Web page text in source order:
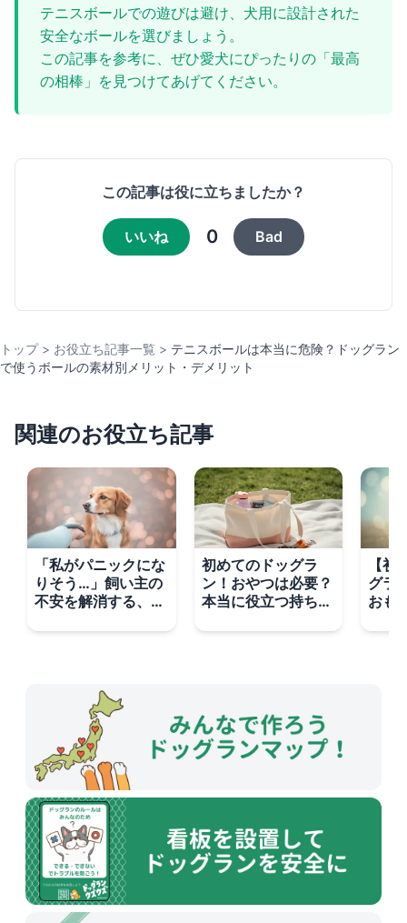
テニスボールでの遊びは避け、犬用に設計された
安全なボールを選びましょう。
この記事を参考に、ぜひ愛犬にぴったりの「最高
の相棒」を見つけてあげてください。
この記事は役に立ちましたか？
いいね 0 Bad
トップ > お役立ち記事一覧 > テニスボールは本当に危険？ドッグラン
で使うボールの素材別メリット・デメリット
関連のお役立ち記事
「私がパニックにな
りそう…」飼い主の
不安を解消する、ド
心得
初めてのドッグラ
ン！おやつは必要？
本当に役立つ持ち物
【
グラ
おも
ブル